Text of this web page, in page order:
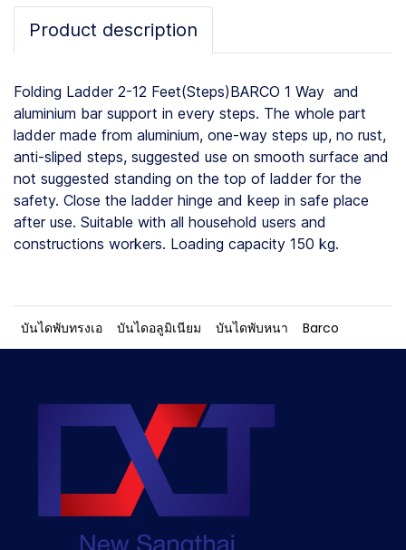
Product description
Folding Ladder 2-12 Feet(Steps)BARCO 1 Way and
aluminium bar support in every steps. The whole part
ladder made from aluminium, one-way steps up, no rust,
anti-sliped steps, suggested use on smooth surface and
not suggested standing on the top of ladder for the
safety. Close the ladder hinge and keep in safe place
after use. Suitable with all household users and
constructions workers. Loading capacity 150 kg.
บันไดพับทรงเอ บันไดอลูมิเนียม บันไดพับหนา Barco